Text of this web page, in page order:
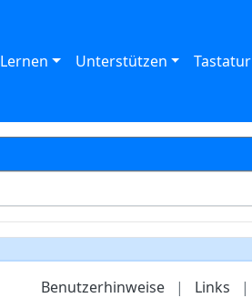
Lernen Unterstützen Tastatur
Benutzerhinweise | Links |